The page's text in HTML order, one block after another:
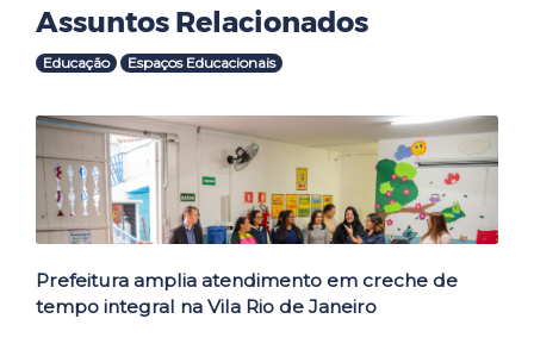
Assuntos Relacionados
Educação Espaços Educacionais
Outras Notícias
Prefeitura amplia atendimento em creche de
tempo integral na Vila Rio de Janeiro